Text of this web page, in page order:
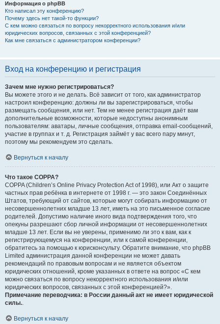
Информация о phpBB
Кто написал эту конференцию?
Почему здесь нет такой-то функции?
С кем можно связаться по вопросу некорректного использования и/или
юридических вопросов, связанных с этой конференцией?
Как мне связаться с администратором конференции?
Вход на конференцию и регистрация
Зачем мне нужно регистрироваться?
Вы можете этого и не делать. Всё зависит от того, как администратор
настроил конференцию: должны ли вы зарегистрироваться, чтобы
размещать сообщения, или нет. Тем не менее регистрация даёт вам
дополнительные возможности, которые недоступны анонимным
пользователям: аватары, личные сообщения, отправка email-сообщений,
участие в группах и т. д. Регистрация займёт у вас всего пару минут,
поэтому мы рекомендуем это сделать.
Вернуться к началу
Что такое COPPA?
COPPA (Children’s Online Privacy Protection Act of 1998), или Акт о защите
частных прав ребёнка в интернете от 1998 г. — это закон Соединённых
Штатов, требующий от сайтов, которые могут собирать информацию от
несовершеннолетних младше 13 лет, иметь на это письменное согласие
родителей. Допустимо наличие иного вида подтверждения того, что
опекуны разрешают сбор личной информации от несовершеннолетних
младше 13 лет. Если вы не уверены, применимо ли это к вам, как к
регистрирующемуся на конференции, или к самой конференции,
обратитесь за помощью к юрисконсульту. Обратите внимание, что phpBB
Limited администрация данной конференции не может давать
рекомендаций по правовым вопросам и не является объектом
юридических отношений, кроме указанных в ответе на вопрос «С кем
можно связаться по вопросу некорректного использования и/или
юридических вопросов, связанных с этой конференцией?».
Примечание переводчика: в России данный акт не имеет юридической
силы..
Вернуться к началу